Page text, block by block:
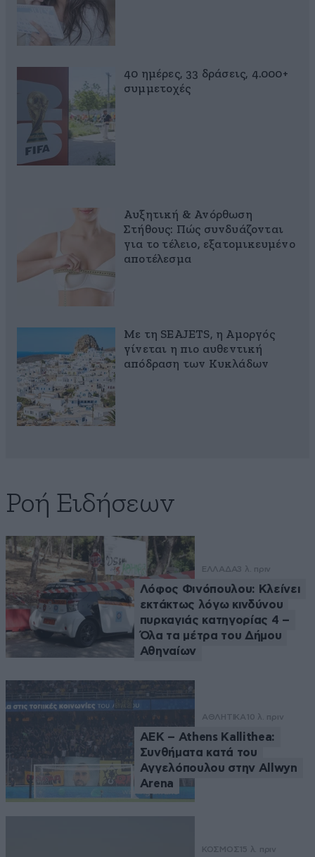
40 ημέρες, 33 δράσεις, 4.000+
συμμετοχές
Αυξητική & Ανόρθωση
Στήθους: Πώς συνδυάζονται
για το τέλειο, εξατομικευμένο
αποτέλεσμα
Με τη SEAJETS, η Αμοργός
γίνεται η πιο αυθεντική
απόδραση των Κυκλάδων
Ροή Ειδήσεων
ΕΛΛΑΔΑ3 λ. πριν
Λόφος Φινόπουλου: Κλείνει
εκτάκτως λόγω κινδύνου
πυρκαγιάς κατηγορίας 4 –
Όλα τα μέτρα του Δήμου
Αθηναίων
ΑΘΛΗΤΙΚΑ 10 λ. πριν
ΑΕΚ – Athens Kallithea:
Συνθήματα κατά του
Αγγελόπουλου στην Allwyn
Arena
ΚΟΣΜΟΣ 15 λ. πριν